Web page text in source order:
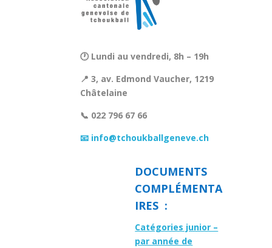
🕐 Lundi au vendredi, 8h – 19h
📍 3, av. Edmond Vaucher, 1219
Châtelaine
📞 022 796 67 66
📧 info@tchoukballgeneve.ch
DOCUMENTS
COMPLÉMENTA
IRES :
Catégories junior –
par année de